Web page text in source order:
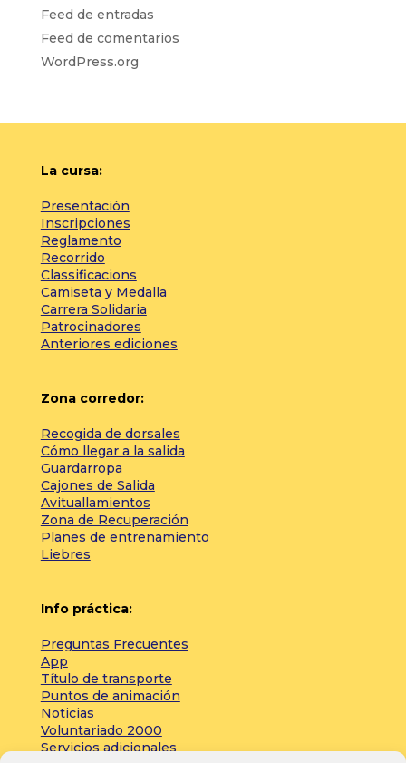
Feed de entradas
Feed de comentarios
WordPress.org
La cursa:
Presentación
Inscripciones
Reglamento
Recorrido
Classificacions
Camiseta y Medalla
Carrera Solidaria
Patrocinadores
Anteriores ediciones
Zona corredor:
Recogida de dorsales
Cómo llegar a la salida
Guardarropa
Cajones de Salida
Avituallamientos
Zona de Recuperación
Planes de entrenamiento
Liebres
Info práctica:
Preguntas Frecuentes
App
Título de transporte
Puntos de animación
Noticias
Voluntariado 2000
Servicios adicionales